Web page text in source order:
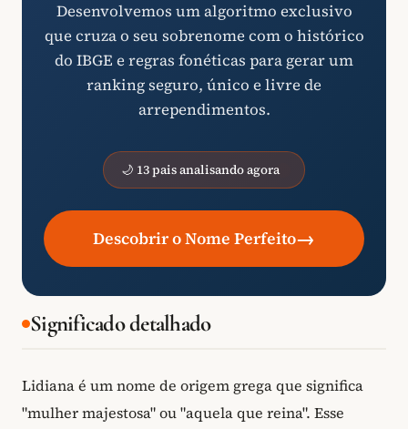
Desenvolvemos um algoritmo exclusivo
que cruza o seu sobrenome com o histórico
do IBGE e regras fonéticas para gerar um
ranking seguro, único e livre de
arrependimentos.
🌙 13 pais analisando agora
Descobrir o Nome Perfeito→
Significado detalhado
Lidiana é um nome de origem grega que significa
"mulher majestosa" ou "aquela que reina". Esse